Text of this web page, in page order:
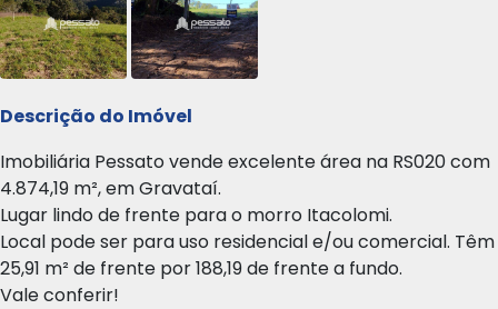
Descrição do Imóvel
Imobiliária Pessato vende excelente área na RS020 com
4.874,19 m², em Gravataí.
Lugar lindo de frente para o morro Itacolomi.
Local pode ser para uso residencial e/ou comercial. Têm
25,91 m² de frente por 188,19 de frente a fundo.
Vale conferir!